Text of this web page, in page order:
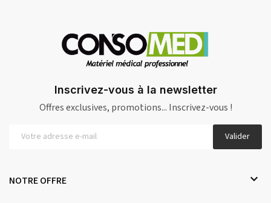
Inscrivez-vous à la newsletter
Offres exclusives, promotions... Inscrivez-vous !
Valider
NOTRE OFFRE 